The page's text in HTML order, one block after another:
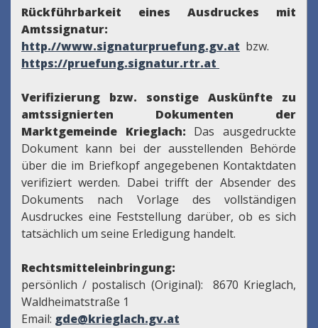
Rückführbarkeit eines Ausdruckes mit
Amtssignatur:
http.//www.signaturpruefung.gv.at bzw.
https://pruefung.signatur.rtr.at
Verifizierung bzw. sonstige Auskünfte zu
amtssignierten Dokumenten der
Marktgemeinde Krieglach: Das ausgedruckte
Dokument kann bei der ausstellenden Behörde
über die im Briefkopf angegebenen Kontaktdaten
verifiziert werden. Dabei trifft der Absender des
Dokuments nach Vorlage des vollständigen
Ausdruckes eine Feststellung darüber, ob es sich
tatsächlich um seine Erledigung handelt.
Rechtsmitteleinbringung:
persönlich / postalisch (Original): 8670 Krieglach,
Waldheimatstraße 1
Email: gde@krieglach.gv.at